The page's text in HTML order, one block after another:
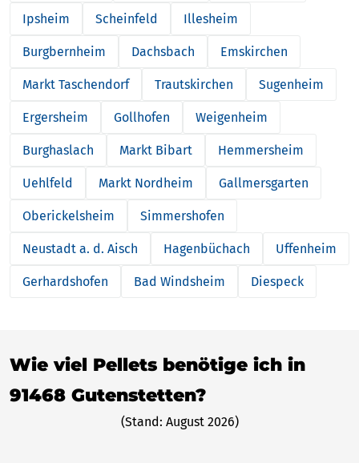
Ipsheim Scheinfeld Illesheim
Burgbernheim Dachsbach Emskirchen
Markt Taschendorf Trautskirchen Sugenheim
Ergersheim Gollhofen Weigenheim
Burghaslach Markt Bibart Hemmersheim
Uehlfeld Markt Nordheim Gallmersgarten
Oberickelsheim Simmershofen
Neustadt a. d. Aisch Hagenbüchach Uffenheim
Gerhardshofen Bad Windsheim Diespeck
Wie viel Pellets benötige ich in
91468 Gutenstetten?
(Stand: August 2026)